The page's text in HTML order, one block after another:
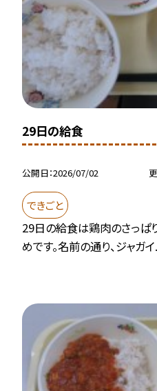
29日の給食
公開日 2026/07/02
できごと
29日の給食は鶏肉のさっぱ
めです。名前の通り、ジャガ